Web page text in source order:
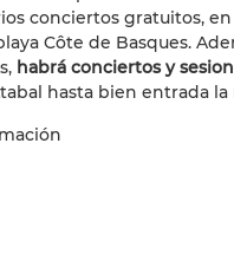
conciertos gratuitos,
Côte de Basques.
habrá conciertos y
hasta bien entrada